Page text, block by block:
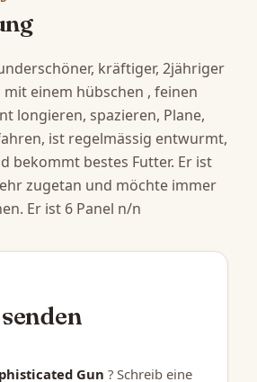
kräftiger, 2jähriger
einem hübschen , feinen
longieren, spazieren, Plane,
ist regelmässig entwurmt,
bekommt bestes Futter. Er ist
zugetan und möchte immer
Er ist 6 Panel n/n
Gun ? Schreib eine